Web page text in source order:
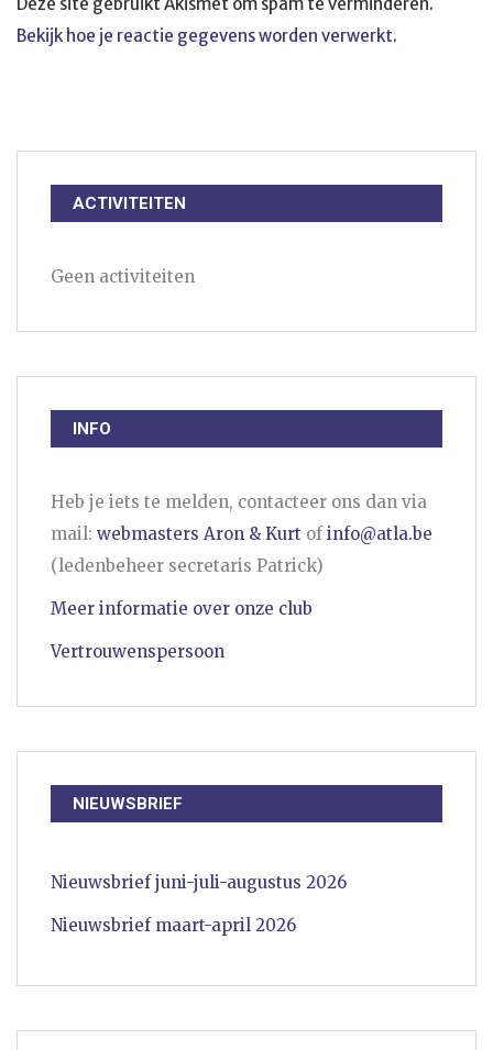
Bekijk hoe je reactie gegevens worden verwerkt.
ACTIVITEITEN
Geen activiteiten
INFO
Heb je iets te melden, contacteer ons dan via
mail: webmasters Aron & Kurt ofinfo@atla.be
(ledenbeheer secretaris Patrick)
Meer informatie over onze club
Vertrouwenspersoon
NIEUWSBRIEF
Nieuwsbrief juni-juli-augustus 2026
Nieuwsbrief maart-april 2026